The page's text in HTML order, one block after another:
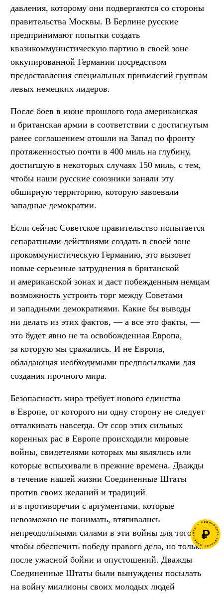
давления, которому они подвергаются со стороны
правительства Москвы. В Берлине русские
предпринимают попытки создать
квазикоммунистическую партию в своей зоне
оккупированной Германии посредством
предоставления специальных привилегий группам
левых немецких лидеров.
После боев в июне прошлого года американская
и британская армии в соответствии с достигнутым
ранее соглашением отошли на Запад по фронту
протяженностью почти в 400 миль на глубину,
достигшую в некоторых случаях 150 миль, с тем,
чтобы наши русские союзники заняли эту
обширную территорию, которую завоевали
западные демократии.
Если сейчас Советское правительство попытается
сепаратными действиями создать в своей зоне
прокоммунистическую Германию, это вызовет
новые серьезные затруднения в британской
и американской зонах и даст побежденным немцам
возможность устроить торг между Советами
и западными демократиями. Какие бы выводы
ни делать из этих фактов, — а все это факты, —
это будет явно не та освобожденная Европа,
за которую мы сражались. И не Европа,
обладающая необходимыми предпосылками для
создания прочного мира.
Безопасность мира требует нового единства
в Европе, от которого ни одну сторону не следует
отталкивать навсегда. От ссор этих сильных
коренных рас в Европе происходили мировые
войны, свидетелями которых мы являлись или
которые вспыхивали в прежние времена. Дважды
в течение нашей жизни Соединенные Штаты
против своих желаний и традиций
и в противоречии с аргументами, которые
невозможно не понимать, втягивались
непреодолимыми силами в эти войны для того,
чтобы обеспечить победу правого дела, но только
после ужасной бойни и опустошений. Дважды
Соединенные Штаты были вынуждены посылать
на войну миллионы своих молодых людей